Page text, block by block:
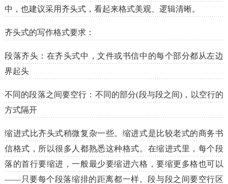
中，也建议采用齐头式，看起来格式美观、逻辑清晰。
齐头式的写作格式要求：
段落齐头：在齐头式中，文件或书信中的每个部分都从左边
界起头
不同的段落之间要空行：不同的部分(段与段之间)，以空行的
方式隔开
缩进式比齐头式稍微复杂一些。缩进式是比较老式的商务书
信格式，所以很多人都熟悉这种格式。在缩进式里，每个段
落的首行要缩进，一般最少要缩进六格，要缩更多格也可以
——只要每个段落缩排的距离都一样。段与段之间要空行区